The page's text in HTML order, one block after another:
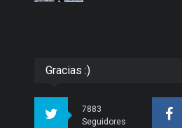
Gracias :)
7883
Seguidores